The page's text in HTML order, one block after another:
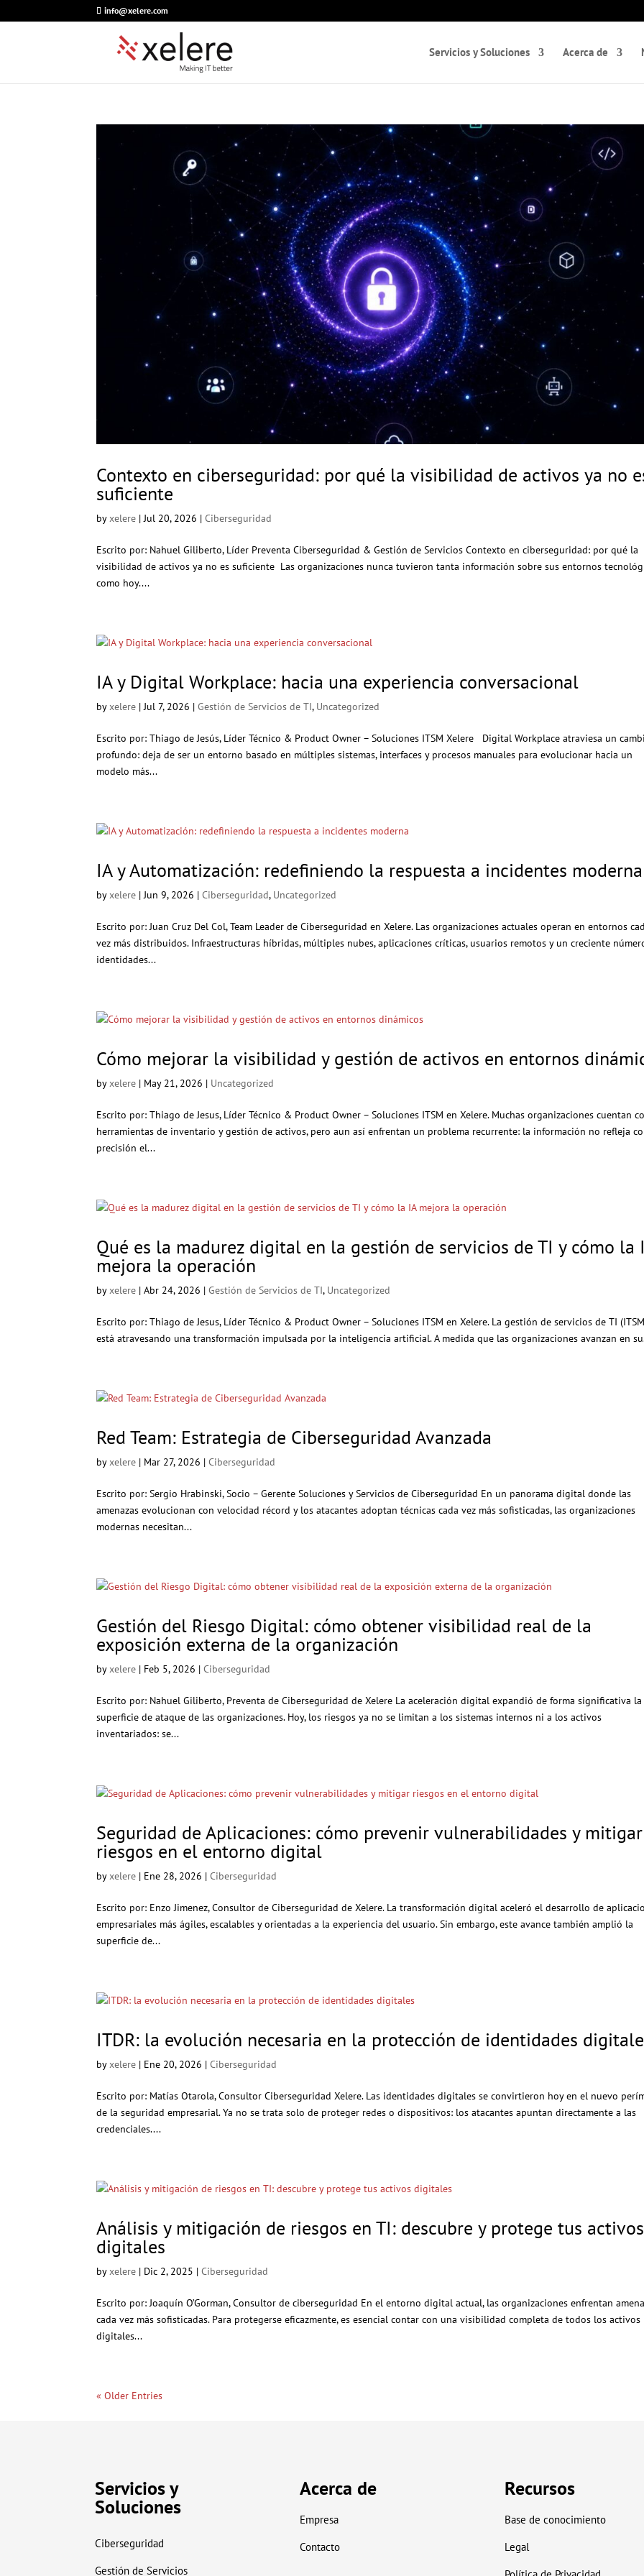
info@xelere.com
Servicios y Soluciones Acerca de
Contexto en ciberseguridad: por qué la visibilidad de activos ya no
suficiente
byxelere |Jul 20, 2026 |Ciberseguridad
Escrito por: Nahuel Giliberto, Líder Preventa Ciberseguridad & Gestión de Servicios Contexto en ciberseguridad: por qué la
visibilidad de activos ya no es suficiente Las organizaciones nunca tuvieron tanta información sobre sus entornos
como hoy....
IA y Digital Workplace: hacia una experiencia conversacional
byxelere |Jul 7, 2026 |Gestión de Servicios de TI, Uncategorized
Escrito por: Thiago de Jesús, Líder Técnico & Product Owner – Soluciones ITSM Xelere Digital Workplace atraviesa un
profundo: deja de ser un entorno basado en múltiples sistemas, interfaces y procesos manuales para evolucionar hacia un
modelo más...
IA y Automatización: redefiniendo la respuesta a incidentes moderna
byxelere |Jun 9, 2026 |Ciberseguridad, Uncategorized
Escrito por: Juan Cruz Del Col, Team Leader de Ciberseguridad en Xelere. Las organizaciones actuales operan en entornos
vez más distribuidos. Infraestructuras híbridas, múltiples nubes, aplicaciones críticas, usuarios remotos y un creciente
identidades...
Cómo mejorar la visibilidad y gestión de activos en entornos
byxelere | May 21, 2026 | Uncategorized
Escrito por: Thiago de Jesus, Líder Técnico & Product Owner – Soluciones ITSM en Xelere. Muchas organizaciones cuentan
herramientas de inventario y gestión de activos, pero aun así enfrentan un problema recurrente: la información no refleja
precisión el...
Qué es la madurez digital en la gestión de servicios de TI y cómo la
mejora la operación
byxelere |Abr 24, 2026 |Gestión de Servicios de TI, Uncategorized
Escrito por: Thiago de Jesus, Líder Técnico & Product Owner – Soluciones ITSM en Xelere. La gestión de servicios de TI
está atravesando una transformación impulsada por la inteligencia artificial. A medida que las organizaciones avanzan en
Red Team: Estrategia de Ciberseguridad Avanzada
byxelere | Mar 27, 2026 |Ciberseguridad
Escrito por: Sergio Hrabinski, Socio – Gerente Soluciones y Servicios de Ciberseguridad En un panorama digital donde las
amenazas evolucionan con velocidad récord y los atacantes adoptan técnicas cada vez más sofisticadas, las organizaciones
modernas necesitan...
Gestión del Riesgo Digital: cómo obtener visibilidad real de la
exposición externa de la organización
byxelere | Feb 5, 2026 |Ciberseguridad
Escrito por: Nahuel Giliberto, Preventa de Ciberseguridad de Xelere La aceleración digital expandió de forma significativa la
superficie de ataque de las organizaciones. Hoy, los riesgos ya no se limitan a los sistemas internos ni a los activos
inventariados: se...
Seguridad de Aplicaciones: cómo prevenir vulnerabilidades y mitigar
riesgos en el entorno digital
byxelere | Ene 28, 2026 |Ciberseguridad
Escrito por: Enzo Jimenez, Consultor de Ciberseguridad de Xelere. La transformación digital aceleró el desarrollo de
empresariales más ágiles, escalables y orientadas a la experiencia del usuario. Sin embargo, este avance también amplió la
superficie de...
ITDR: la evolución necesaria en la protección de identidades
byxelere | Ene 20, 2026 |Ciberseguridad
Escrito por: Matías Otarola, Consultor Ciberseguridad Xelere. Las identidades digitales se convirtieron hoy en el nuevo
de la seguridad empresarial. Ya no se trata solo de proteger redes o dispositivos: los atacantes apuntan directamente a las
credenciales....
Análisis y mitigación de riesgos en TI: descubre y protege tus activos
digitales
byxelere | Dic 2, 2025 |Ciberseguridad
Escrito por: Joaquín O’Gorman, Consultor de ciberseguridad En el entorno digital actual, las organizaciones enfrentan
cada vez más sofisticadas. Para protegerse eficazmente, es esencial contar con una visibilidad completa de todos los activos
digitales...
« Older Entries
Servicios y
Soluciones
Ciberseguridad
Gestión de Servicios
Acerca de
Empresa
Contacto
Recursos
Base de conocimiento
Legal